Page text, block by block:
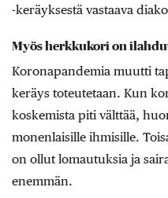
-keräyksestä vastaava
Myös herkkukori on
Koronapandemia muutti
keräys toteutetaan. Kun
koskemista piti välttää,
monenlaisille ihmisille.
on ollut lomautuksia ja
enemmän.